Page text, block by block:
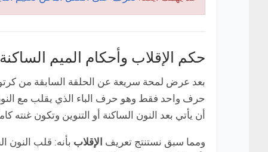
حكم الإقلاب وأحكام الميم الساكنة
بعد عرض لمحة سريعة عن الحلقة السابقة من
حرف واحد فقط وهو حرف الباء الذي يقلب مع
أن يأتي بعد النون الساكنة أو التنوين وتكون
ومما سبق نستنتج تعريف الإقلاب بأنه: قلب النون